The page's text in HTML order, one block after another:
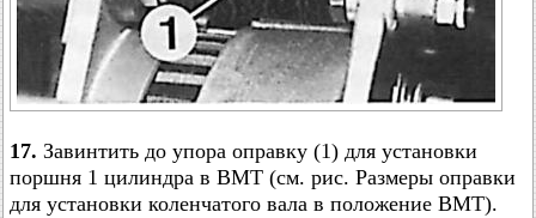
17. Завинтить до упора оправку (1) для установки
поршня 1 цилиндра в ВМТ (см. рис. Размеры оправки
для установки коленчатого вала в положение ВМТ).